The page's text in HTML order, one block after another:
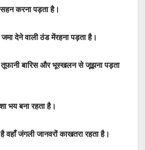
सहन करना पड़ता है।
जमा देने वाली ठंड मेंरहना पड़ता है।
बारिसऔर भूस्खलनसे जूझना पड़ता
भय बना रहताहै।
वहाँ जंगली जानवरों काखतरा रहता है।